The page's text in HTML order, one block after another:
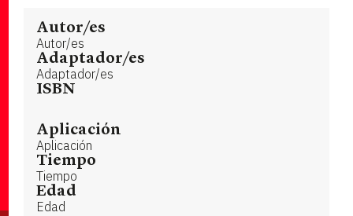
Autor/es
Autor/es
Adaptador/es
Adaptador/es
ISBN
Aplicación
Aplicación
Tiempo
Tiempo
Edad
Edad